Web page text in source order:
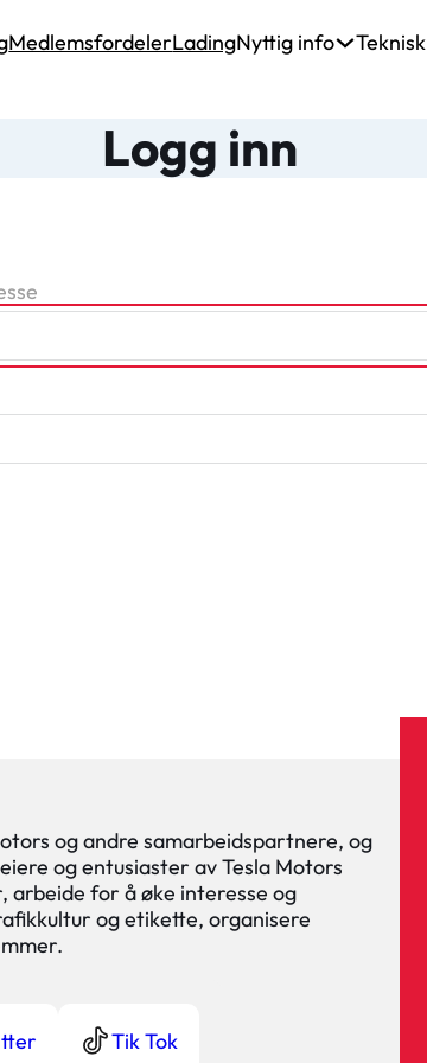
MedlemsfordelerLadingNyttig info Teknisk
Logg inn
og andre samarbeidspartnere, og
og entusiaster av Tesla Motors
arbeide for å øke interesse og
og etikette, organisere
Tik Tok